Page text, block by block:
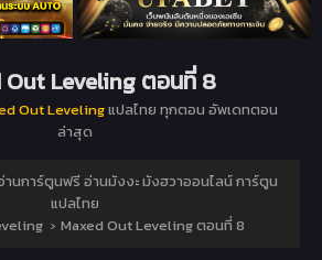
Out Leveling ตอนที่ 8
Out Levelingแปลไทย ทุกตอน อัพเดทตอน
ล่าสุด
นการ์ตูนฟรี อ่านมังงะ มังฮวาออนไลน์ การ์ตูน
แปลไทย
› Maxed Out Leveling ตอนที่ 8